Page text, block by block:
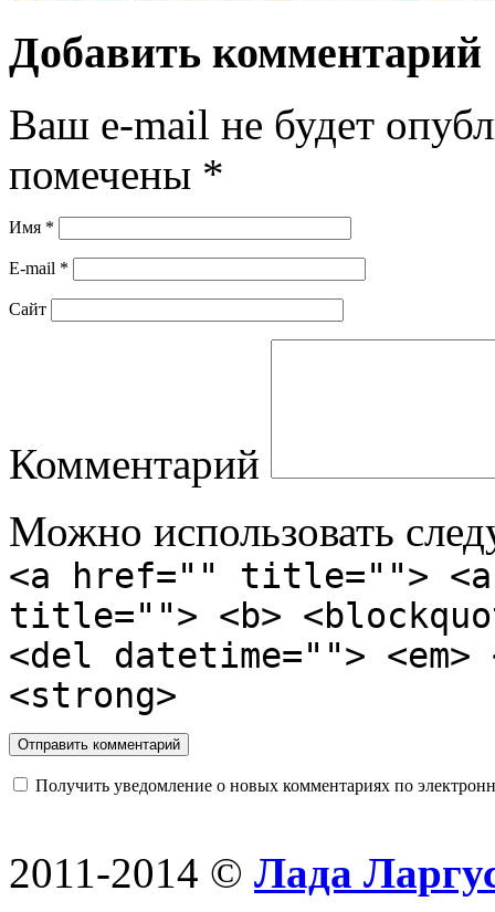
Добавить комментарий
Ваш e-mail не будет
помечены *
Имя *
E-mail *
Сайт
Комментарий
Можно использовать
<a href="" title="">
title=""> <b>
<del datetime="">
<strong>
Получить уведомление о новых комментариях по
2011-2014 © Лада